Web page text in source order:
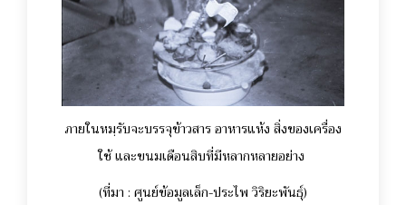
ภายในหมฺรับจะบรรจุข้าวสาร อาหารแห้ง สิ่งของเครื่อง
ใช้ และขนมเดือนสิบที่มีหลากหลายอย่าง
(ที่มา : ศูนย์ข้อมูลเล็ก-ประไพ วิริยะพันธุ์)